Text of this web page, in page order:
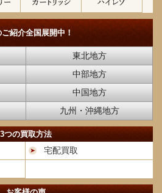
ご紹介全国展開中！
東北地方
中部地方
中国地方
九州・沖縄地方
3つの買取方法
宅配買取